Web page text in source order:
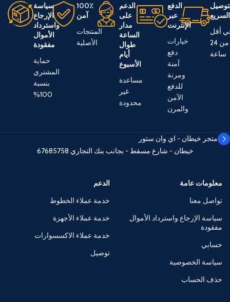
السريع
أقل
من 24
ساعة
الدفع
عبر
الإنترنت
خيارات
دفع
آمنة
ومرنة
للدفع
الآمن
والمرن
الدعم
على
مدار
الساعة
طوال
أيام
الأسبوع
مساعدة
غير
محدودة
100٪
آمن
المنتجات
الأصلية
سياسة
الإرجاع
واسترداد
الأموال
مفقودة
حماية
المشتري
بنسبة
100%
متجر خيطان - اي وان ستور
خيطان - شارع مسقط - بجانب بنك التجاري 67685758
معلومات عامة
تواصل معنا
سياسة الإرجاع واسترداد الأموال
مفقودة
حسابي
سياسة الخصوصية
حذف الحساب
الدعم
خدمة عملاء الخطوط
خدمة عملاء الأجهزة
خدمة عملاء الاكسسوارات
توصيل